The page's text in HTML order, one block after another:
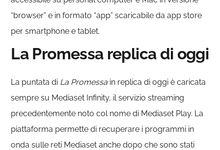
“browser” e in formato “app” scaricabile da app store
per smartphone e tablet.
La Promessa replica di oggi
La puntata di La Promessa in replica di oggi è caricata
sempre su Mediaset Infinity, il servizio streaming
precedentemente noto col nome di Mediaset Play. La
piattaforma permette di recuperare i programmi in
onda sulle reti Mediaset anche dopo che sono stati